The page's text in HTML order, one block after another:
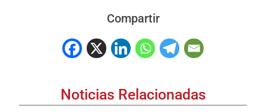
Compartir
Noticias Relacionadas